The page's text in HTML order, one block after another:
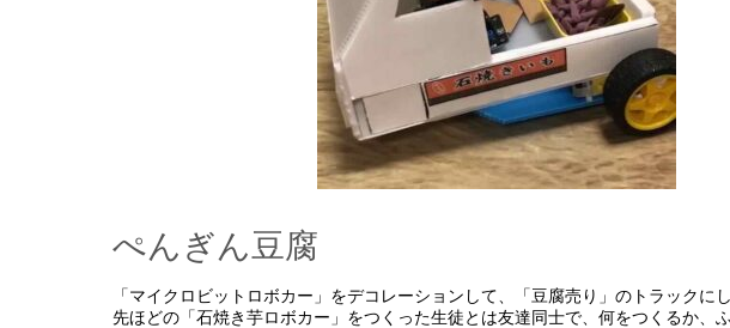
ぺんぎん豆腐
「マイクロビットロボカー」をデコレーションして、「豆腐売り」のトラックにし
先ほどの「石焼き芋ロボカー」をつくった生徒とは友達同士で、何をつくるか、